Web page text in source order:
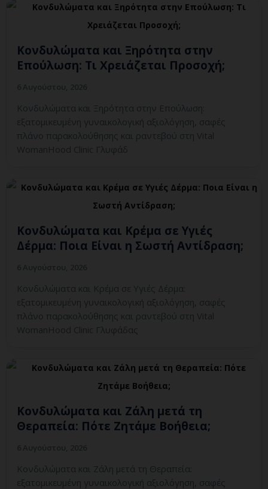
Κονδυλώματα και Ξηρότητα στην
Επούλωση: Τι Χρειάζεται Προσοχή;
Κονδυλώματα και Ξηρότητα στην Επούλωση:
εξατομικευμένη γυναικολογική αξιολόγηση, σαφές
πλάνο παρακολούθησης και ραντεβού στη Vital
WomanHood Clinic Γλυφάδ
Κονδυλώματα και Κρέμα σε Υγιές
Δέρμα: Ποια Είναι η Σωστή Αντίδραση;
Κονδυλώματα και Κρέμα σε Υγιές Δέρμα:
εξατομικευμένη γυναικολογική αξιολόγηση, σαφές
πλάνο παρακολούθησης και ραντεβού στη Vital
WomanHood Clinic Γλυφάδας
Κονδυλώματα και Ζάλη μετά τη
Θεραπεία: Πότε Ζητάμε Βοήθεια;
Κονδυλώματα και Ζάλη μετά τη Θεραπεία:
εξατομικευμένη γυναικολογική αξιολόγηση, σαφές